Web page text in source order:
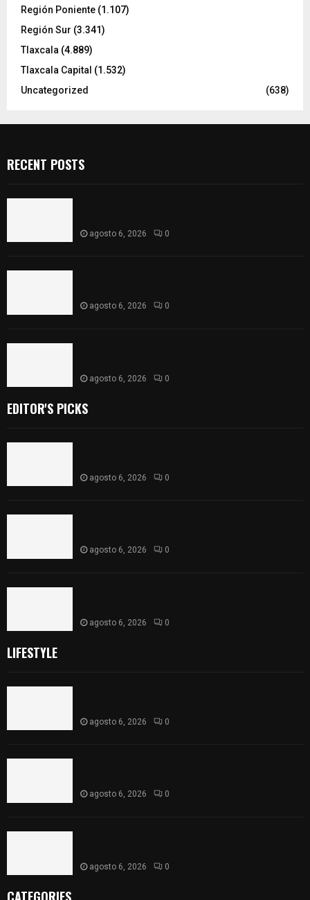
Región Poniente (1.107)
Región Sur (3.341)
Tlaxcala (4.889)
Tlaxcala Capital (1.532)
Uncategorized
(638)
RECENT POSTS
agosto 6, 2026 0
agosto 6, 2026 0
agosto 6, 2026 0
EDITOR'S PICKS
agosto 6, 2026 0
agosto 6, 2026 0
agosto 6, 2026 0
LIFESTYLE
agosto 6, 2026 0
agosto 6, 2026 0
agosto 6, 2026 0